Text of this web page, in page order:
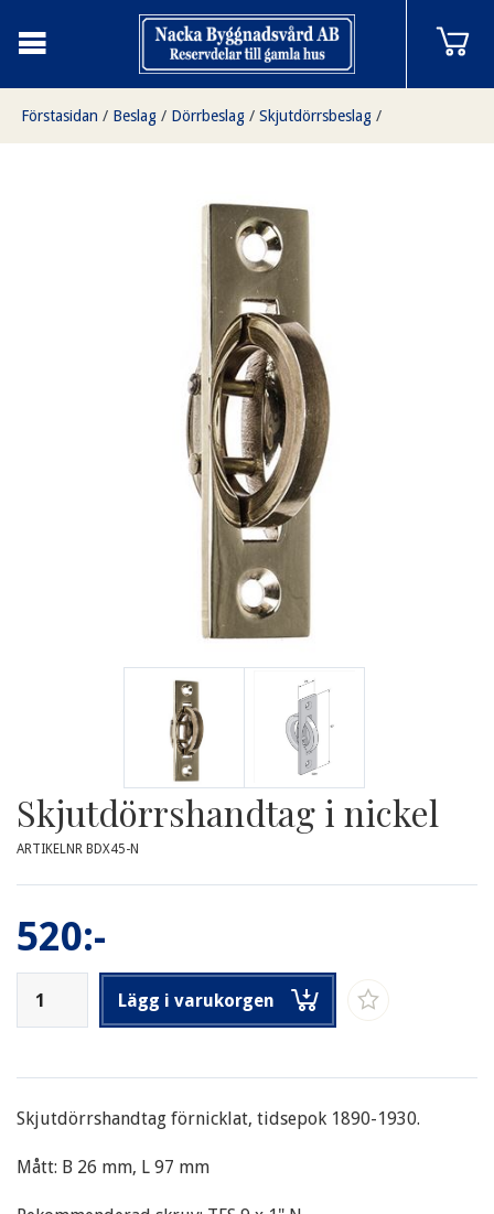
Förstasidan / Beslag / Dörrbeslag / Skjutdörrsbeslag /
Skjutdörrshandtag i nickel
ARTIKELNR BDX45-N
520:-
Lägg i varukorgen
Skjutdörrshandtag förnicklat, tidsepok 1890-1930.
Mått: B 26 mm, L 97 mm